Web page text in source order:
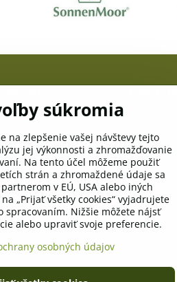
údajov
údajov
OZC
gen.
Telefón:
+421 903
E-mail:
súkromia
na zlepšenie vašej návštevy tejto
jej výkonnosti a zhromažďovanie
Na tento účel môžeme použiť
strán a zhromaždené údaje sa
v EÚ, USA alebo iných
„Prijať všetky cookies“ vyjadrujete
spracovaním. Nižšie môžete nájsť
alebo upraviť svoje preferencie.
osobných údajov